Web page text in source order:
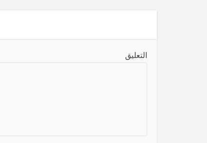
التعليق